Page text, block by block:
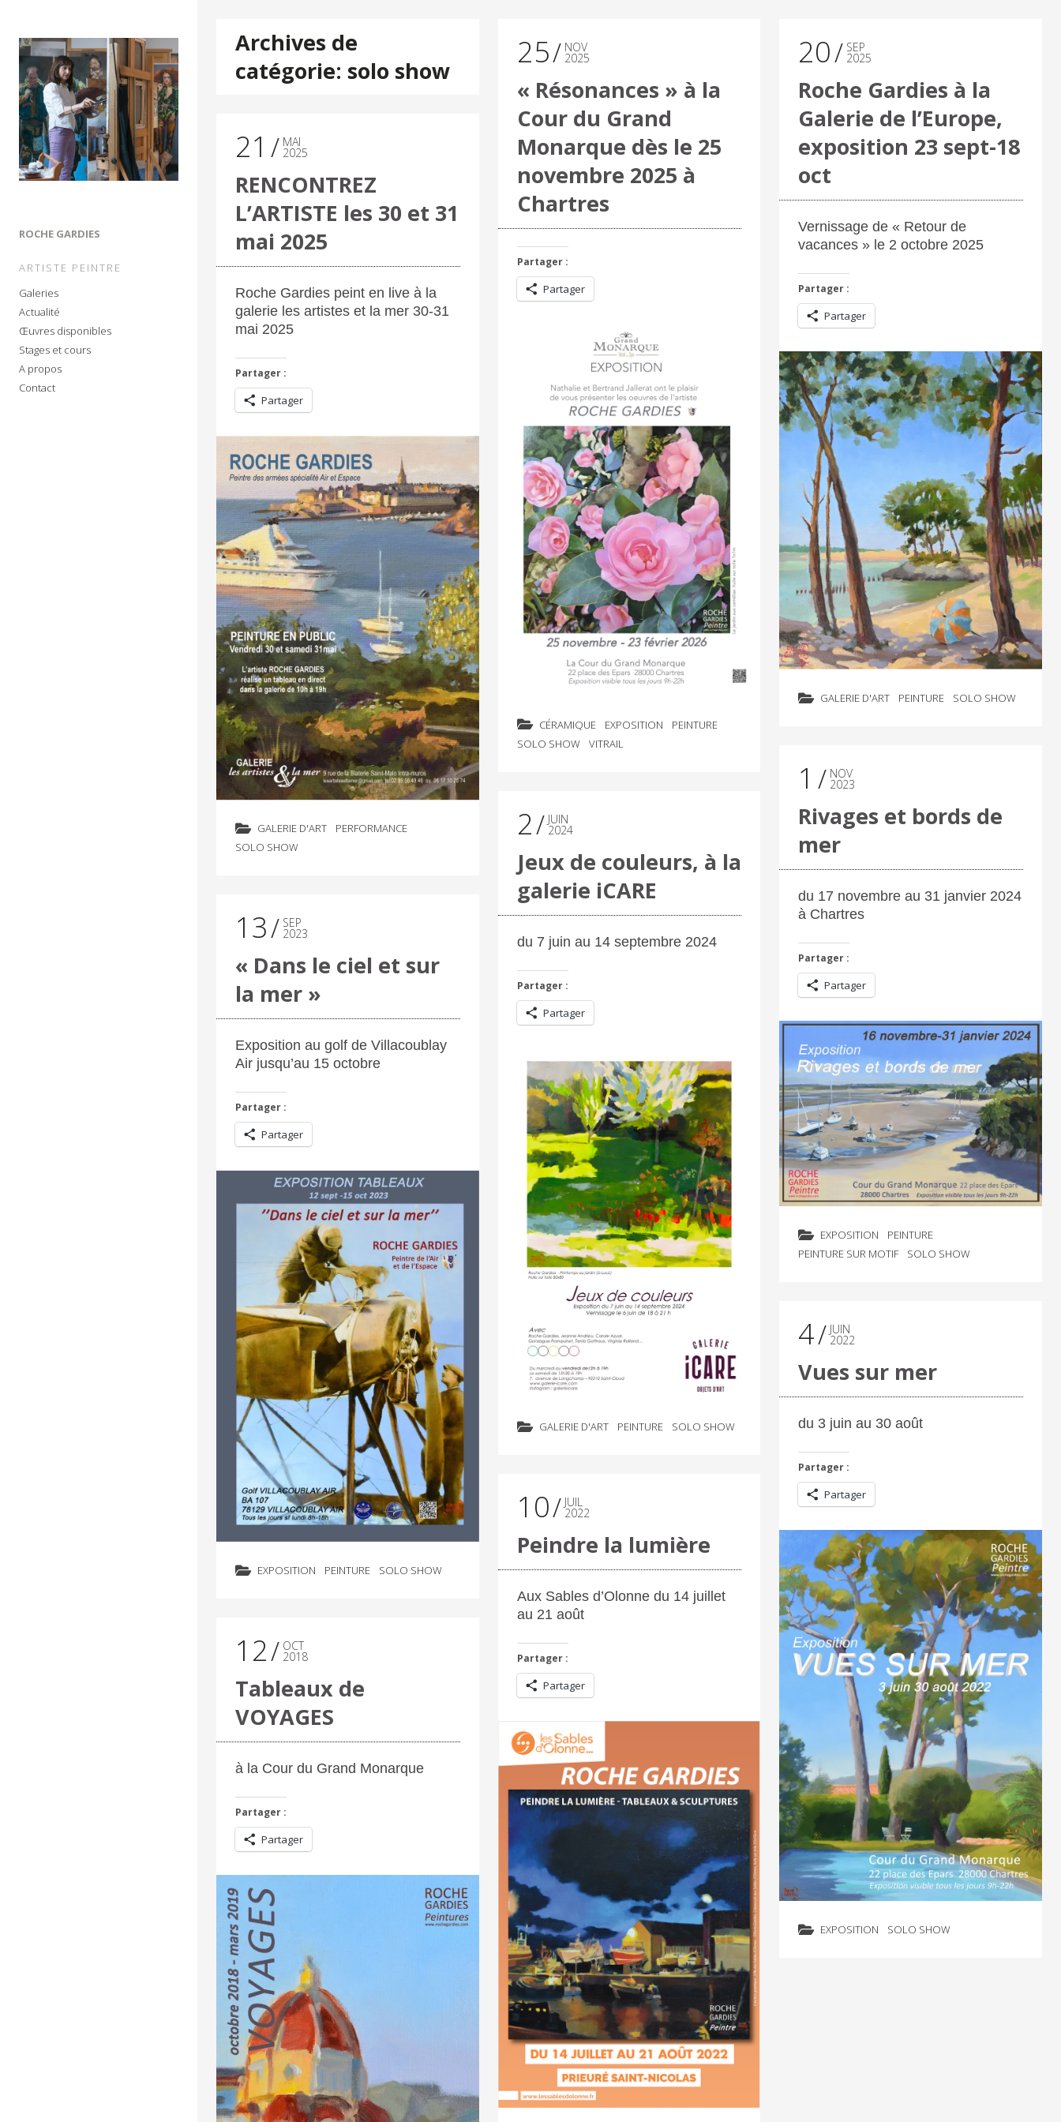
ROCHE GARDIES
ARTISTE PEINTRE
Galeries
Actualité
Œuvres disponibles
Stages et cours
A propos
Contact
Archives de
catégorie: solo show
21 MAI
2025
RENCONTREZ
L’ARTISTE les 30 et 31
mai 2025
Roche Gardies peint en live à la
galerie les artistes et la mer 30-31
mai 2025
Partager :
Partager
GALERIE D'ART
PERFORMANCE
SOLO SHOW
13 SEP
2023
« Dans le ciel et sur
la mer »
Exposition au golf de Villacoublay
Air jusqu’au 15 octobre
Partager :
Partager
EXPOSITION PEINTURE SOLO SHOW
12 OCT
2018
Tableaux de
VOYAGES
à la Cour du Grand Monarque
Partager :
Partager
25 NOV
2025
« Résonances » à la
Cour du Grand
Monarque dès le 25
novembre 2025 à
Chartres
Partager :
Partager
CÉRAMIQUE EXPOSITION
PEINTURE
SOLO SHOW
VITRAIL
2 JUIN
2024
Jeux de couleurs, à la
galerie iCARE
du 7 juin au 14 septembre 2024
Partager :
Partager
GALERIE D'ART PEINTURE SOLO SHOW
10 JUIL
2022
Peindre la lumière
Aux Sables d’Olonne du 14 juillet
au 21 août
Partager :
Partager
20 SEP
2025
Roche Gardies à la
Galerie de l’Europe,
exposition 23 sept-18
oct
Vernissage de « Retour de
vacances » le 2 octobre 2025
Partager :
Partager
GALERIE D'ART PEINTURE SOLO SHOW
1 NOV
2023
Rivages et bords de
mer
du 17 novembre au 31 janvier 2024
à Chartres
Partager :
Partager
EXPOSITION
PEINTURE
PEINTURE SUR MOTIF
SOLO SHOW
4 JUIN
2022
Vues sur mer
du 3 juin au 30 août
Partager :
Partager
EXPOSITION SOLO SHOW